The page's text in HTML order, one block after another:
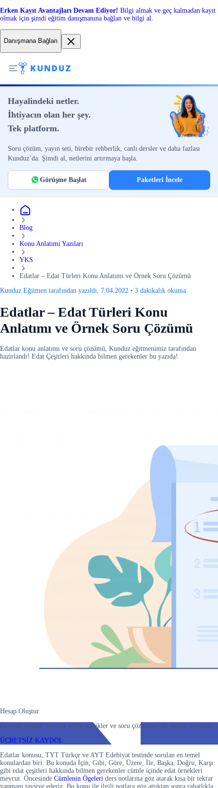
Erken Kayıt Avantajları Devam Ediyor! Bilgi almak ve geç kalmadan kayıt
olmak için şimdi eğitim danışmanına bağlan ve bilgi al.
Danışmana Bağlan
Hayalindeki netler.
İhtiyacın olan her şey.
Tek platform.
Soru çözüm, yayın seti, birebir rehberlik, canlı dersler ve daha fazlası
Kunduz’da. Şimdi al, netlerini artırmaya başla.
Görüşme Başlat Paketleri İncele
Blog
Konu Anlatımı Yazıları
YKS
Edatlar – Edat Türleri Konu Anlatımı ve Örnek Soru Çözümü
Kunduz Eğitmen tarafından yazıldı, 7.04.2022 • 3 dakikalık okuma
Edatlar – Edat Türleri Konu
Anlatımı ve Örnek Soru Çözümü
Edatlar konu anlatımı ve soru çözümü, Kunduz eğitmenimiz tarafından
hazırlandı! Edat Çeşitleri hakkında bilmen gerekenler bu yazıda!
Hesap Oluştur
Ücretsiz kaydol, sınırsız video içerikler ve soru çözümleri ile sınava hazırlan!
ÜCRETSİZ KAYDOL
Edatlar konusu, TYT Türkçe ve AYT Edebiyat testinde sorulan en temel
konulardan biri. Bu konuda İçin, Gibi, Göre, Üzere, İle, Başka, Doğru, Karşı
gibi edat çeşitleri hakkında bilmen gerekenler cümle içinde edat örnekleri
mevcut. Öncesinde Cümlenin Ögeleri ders notlarına göz atarak kısa bir tekrar
yapmanı tavsiye ederiz. Bu konu ile ilgili notlara göz attıktan sonra rahatlıkla